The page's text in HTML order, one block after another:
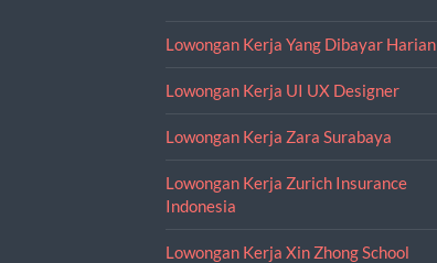
Lowongan Kerja Yang Dibayar Harian
Lowongan Kerja UI UX Designer
Lowongan Kerja Zara Surabaya
Lowongan Kerja Zurich Insurance
Indonesia
Lowongan Kerja Xin Zhong School